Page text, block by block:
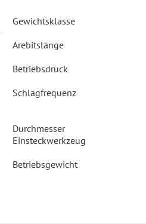
Gewichtsklasse
Arebitslänge
Betriebsdruck
Schlagfrequenz
Durchmesser
Einsteckwerkzeug
Betriebsgewicht